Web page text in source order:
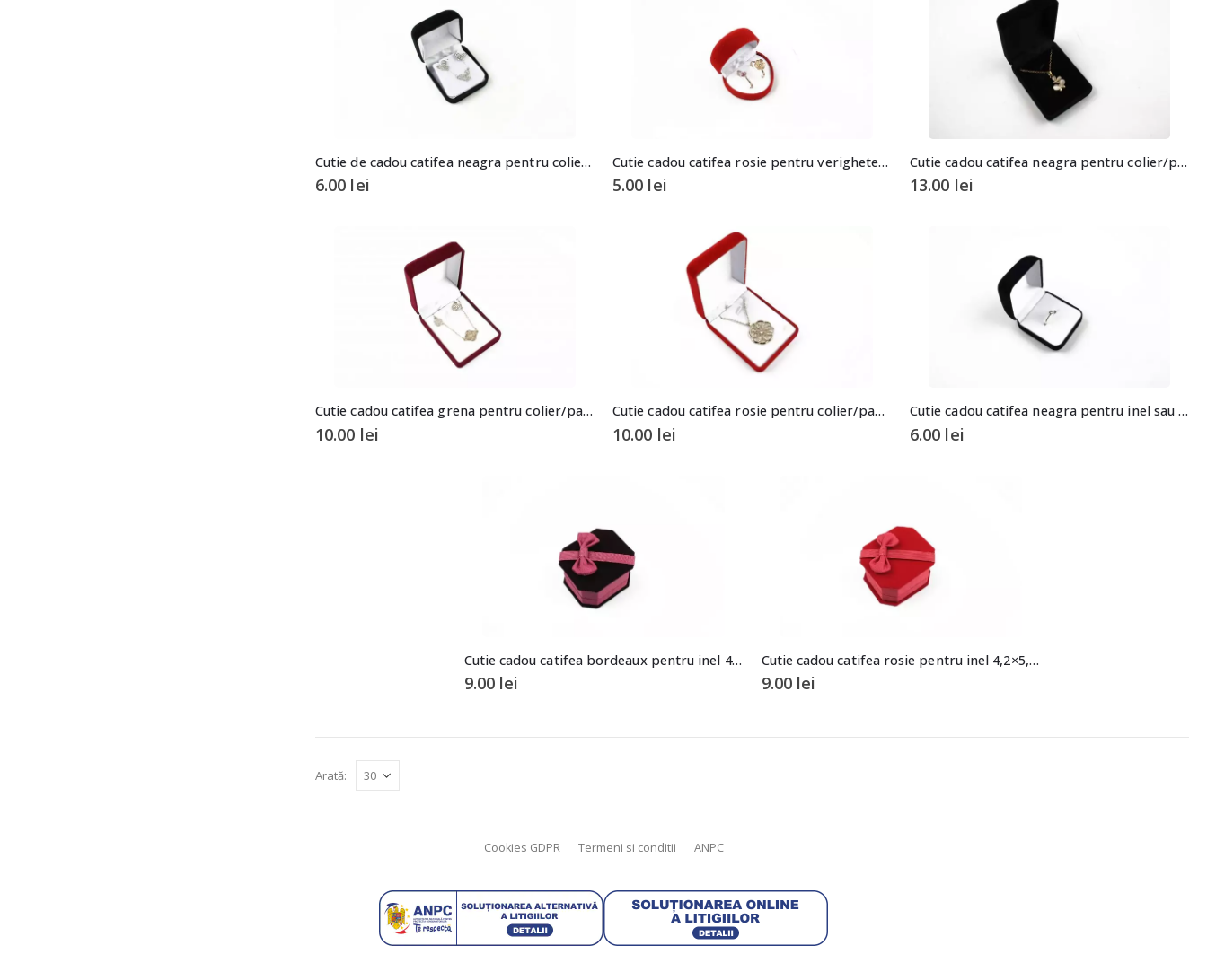
Cutie de cadou catifea neagra pentru colier sau cercei
6.00 lei
Cutie cadou catifea rosie pentru verighete/inele 3×4,7×4,2cm
5.00 lei
Cutie cadou catifea neagra pentru colier/pandantiv 3,5×6,5×10cm
13.00 lei
Cutie cadou catifea grena pentru colier/pandantiv
10.00 lei
Cutie cadou catifea rosie pentru colier/pandantiv
10.00 lei
Cutie cadou catifea neagra pentru inel sau cercei 3x5x5,5cm
6.00 lei
Cutie cadou catifea bordeaux pentru inel 4,2×5,8×6,5cm
9.00 lei
Cutie cadou catifea rosie pentru inel 4,2×5,8×6,5cm
9.00 lei
Arată:
Cookies GDPR Termeni si conditii ANPC